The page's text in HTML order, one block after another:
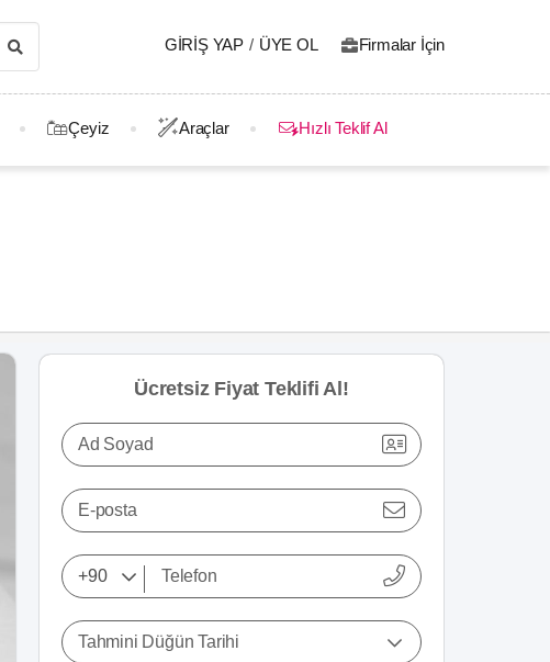
GIRIŞ YAP / ÜYE OL Firmalar İçin
Çeyiz Araçlar Hızlı Teklif Al
Ücretsiz Fiyat Teklifi Al!
Ad Soyad
E-posta
Tahmini Düğün Tarihi